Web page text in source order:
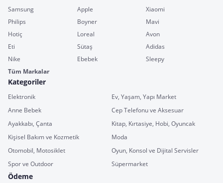
Samsung Apple
Xiaomi
Philips
Boyner
Mavi
Hotiç
Loreal
Avon
Eti
Sütaş
Adidas
Nike
Ebebek
Sleepy
Tüm Markalar
Kategoriler
Elektronik
Ev, Yaşam, Yapı Market
Anne Bebek
Cep Telefonu ve Aksesuar
Ayakkabı, Çanta
Kitap, Kırtasiye, Hobi, Oyuncak
Kişisel Bakım ve Kozmetik
Moda
Otomobil, Motosiklet
Oyun, Konsol ve Dijital Servisler
Spor ve Outdoor
Süpermarket
Ödeme